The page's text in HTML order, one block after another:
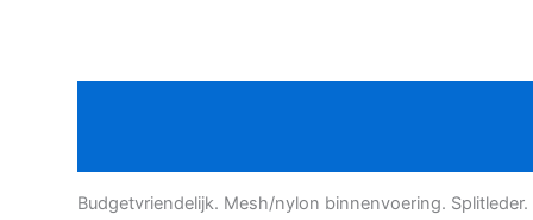
aantal
Budgetvriendelijk. Mesh/nylon binnenvoering. Splitleder.